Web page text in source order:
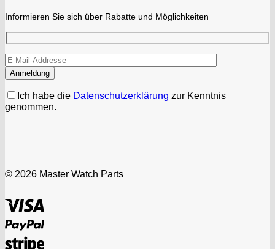
Informieren Sie sich über Rabatte und Möglichkeiten
Ich habe die Datenschutzerklärung zur Kenntnis
genommen.
© 2026 Master Watch Parts
PayPal
Stripe